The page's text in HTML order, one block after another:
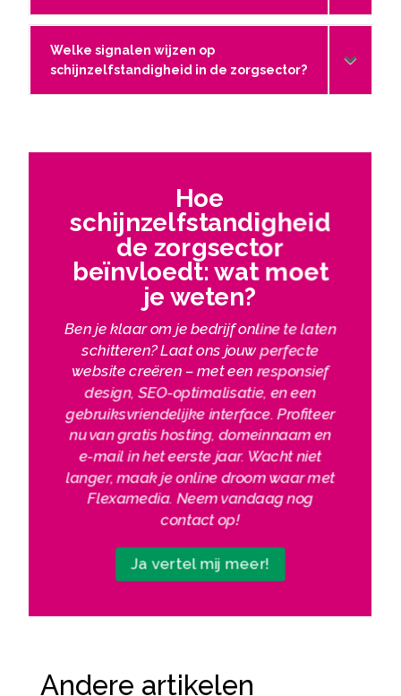
Welke signalen wijzen op
schijnzelfstandigheid in de zorgsector?
Hoe
schijnzelfstandigheid
de zorgsector
beïnvloedt: wat moet
je weten?
Ben je klaar om je bedrijf online te laten
schitteren? Laat ons jouw perfecte
website creëren – met een responsief
design, SEO-optimalisatie, en een
gebruiksvriendelijke interface. Profiteer
nu van gratis hosting, domeinnaam en
e-mail in het eerste jaar. Wacht niet
langer, maak je online droom waar met
Flexamedia. Neem vandaag nog
contact op!
Ja vertel mij meer!
Andere artikelen